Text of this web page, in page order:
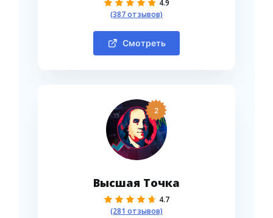
4.9
(387 отзывов)
Смотреть
2
Высшая Точка
4.7
(281 отзывов)